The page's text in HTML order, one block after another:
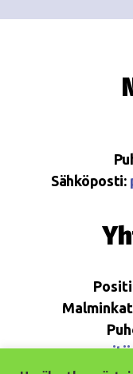
Sähköposti: